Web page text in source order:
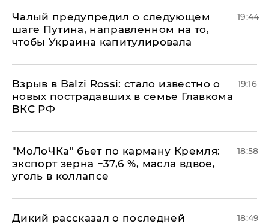
Чалый предупредил о следующем
шаге Путина, направленном на то,
чтобы Украина капитулировала
19:44
Взрыв в Balzi Rossi: стало известно о
новых пострадавших в семье Главкома
ВКС РФ
19:16
​"МоЛоЧКа" бьет по карману Кремля:
экспорт зерна −37,6 %, масла вдвое,
уголь в коллапсе
18:58
Дикий рассказал о последней
18:49